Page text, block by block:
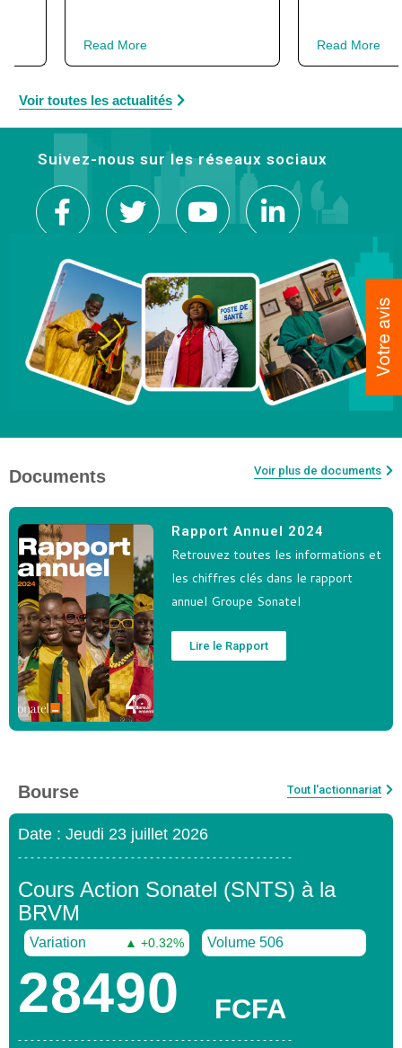
Read More Read More
Voir toutes les actualités
Suivez-nous sur les réseaux sociaux
Tout l'actionnariat
Bourse
Date : Jeudi 23 juillet 2026
- - - - - - - - - - - - - - - - - - - - - - - - - - - - - - - - - - - - - - - - - - - -
Cours Action Sonatel (SNTS) à la
BRVM
28490 FCFA
Variation ▲ +0.32% Volume 506
- - - - - - - - - - - - - - - - - - - - - - - - - - - - - - - - - - - - - - - - - - - -
Voir plus de documents
Documents
Rapport Annuel 2024
Retrouvez toutes les informations et
les chiffres clés dans le rapport
annuel Groupe Sonatel
Lire le Rapport